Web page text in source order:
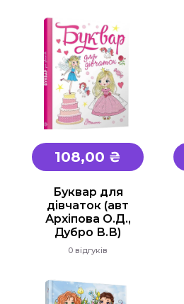
108,00 ₴
Буквар для
дівчаток (авт
Архіпова О.Д.,
Дубро В.В)
0 відгуків
Методичні
вчителя
Інклюзивне навчання
Таблиці, наочність
Інше
Основна та
Історія
Правознавство
Хімія